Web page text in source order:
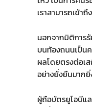
เราสามารถเข้า
นอกจากมิติการ
บนท้องถนนเป็น
ผลโดยตรงต่อเ
อย่างยั่งยืนมาก
ผู้ถือบัตรยูโอบีแ